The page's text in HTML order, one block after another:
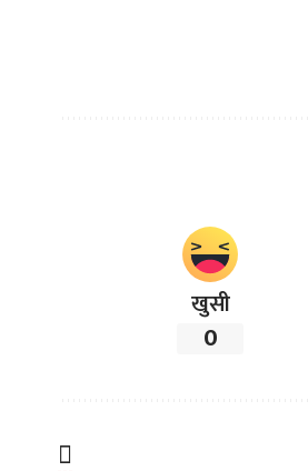
खुसी
0